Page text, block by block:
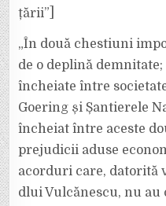
țării”]
„În două chestiuni
de o deplină
încheiate între
Goering și Șantierele
încheiat între aceste
prejudicii aduse
acorduri care, datorită
dlui Vulcănescu, nu au